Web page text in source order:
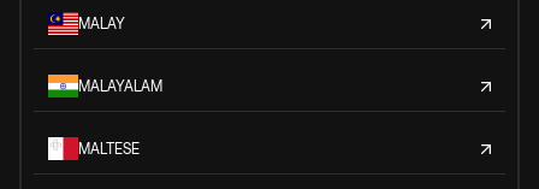
MALAY
MALAYALAM
MALTESE